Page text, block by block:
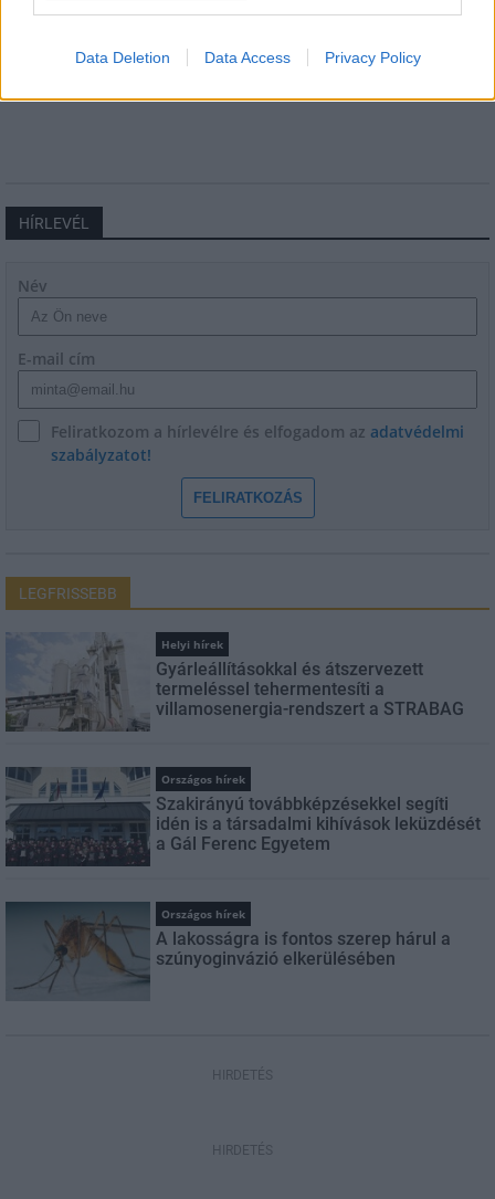
Data Deletion Data Access Privacy Policy
sztárfellépők a Telekomosok Fesztiválján
HÍRLEVÉL
Név
E-mail cím
Feliratkozom a hírlevélre és elfogadom az adatvédelmi
szabályzatot!
FELIRATKOZÁS
LEGFRISSEBB
Helyi hírek
Gyárleállításokkal és átszervezett
termeléssel tehermentesíti a
villamosenergia-rendszert a STRABAG
Országos hírek
Szakirányú továbbképzésekkel segíti
idén is a társadalmi kihívások leküzdését
a Gál Ferenc Egyetem
Országos hírek
A lakosságra is fontos szerep hárul a
szúnyoginvázió elkerülésében
HIRDETÉS
HIRDETÉS